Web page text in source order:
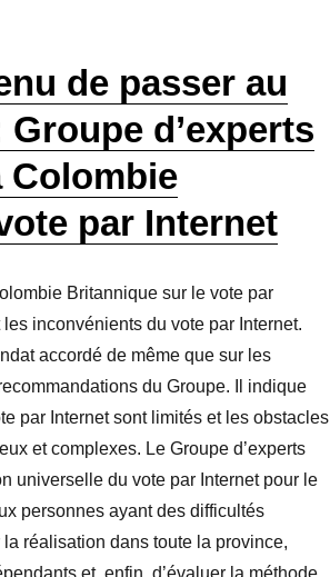
de passer au
d’experts
Colombie
par Internet
Britannique sur le vote par
inconvénients du vote par Internet.
accordé de même que sur les
du Groupe. Il indique
par Internet sont limités et les obstacles
et complexes. Le Groupe d’experts
universelle du vote par Internet pour le
personnes ayant des difficultés
réalisation dans toute la province,
et, enfin, d’évaluer la méthode